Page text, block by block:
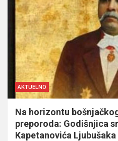
AKTUELNO
Na horizontu
preporoda: Godišnjica
Kapetanovića